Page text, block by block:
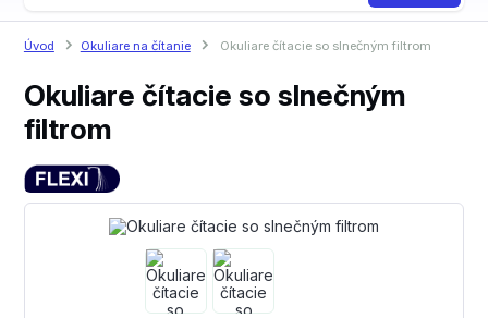
Úvod Okuliare na čítanie Okuliare čítacie so slnečným filtrom
Okuliare čítacie so slnečným
filtrom